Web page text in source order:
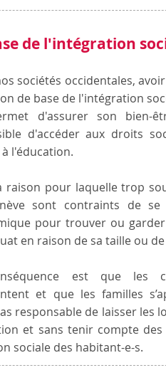
de l'intégration
sociétés occidentales,
de base de l'intégration
d'assurer son bien-
d'accéder aux droits
l'éducation.
raison pour laquelle trop
sont contraints de
pour trouver ou
en raison de sa taille ou
est que les
et que les familles
responsable de laisser les
et sans tenir compte des
sociale des habitant-e-s.